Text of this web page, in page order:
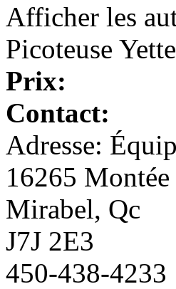
Afficher les
Picoteuse
Prix:
Contact:
Adresse:
16265 Montée
Mirabel, Qc
J7J 2E3
450-438-4233